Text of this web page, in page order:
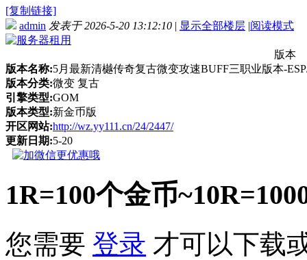
[复制链接]
admin 发表于 2026-5-20 13:12:10 | 显示全部楼层 |阅读模式
版本
版本名称:5月最新清樾传奇复古微变攻速BUFF三职业版本-
版本分类:微变 复古
引擎类型:GOM
版本类型:新金币版
开区网站:http://wz.yy111.cn/24/2447/
更新日期:5-20
1R=100个金币
您需要 登录 才可以下载